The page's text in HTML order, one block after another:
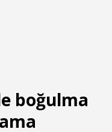
boğulma